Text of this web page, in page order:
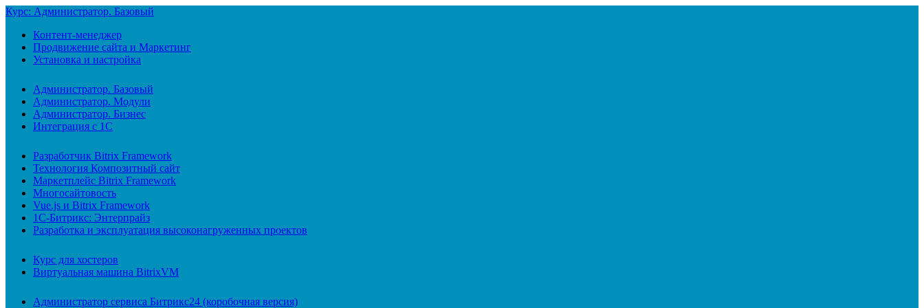
Курс: Администратор. Базовый
Контент-менеджер
Продвижение сайта и Маркетинг
Установка и настройка
Администратор. Базовый
Администратор. Модули
Администратор. Бизнес
Интеграция с 1С
Разработчик Bitrix Framework
Технология Композитный сайт
Маркетплейс Bitrix Framework
Многосайтовость
Vue.js и Bitrix Framework
1С-Битрикс: Энтерпрайз
Разработка и эксплуатация высоконагруженных проектов
Курс для хостеров
Виртуальная машина BitrixVM
Администратор сервиса Битрикс24 (коробочная версия)